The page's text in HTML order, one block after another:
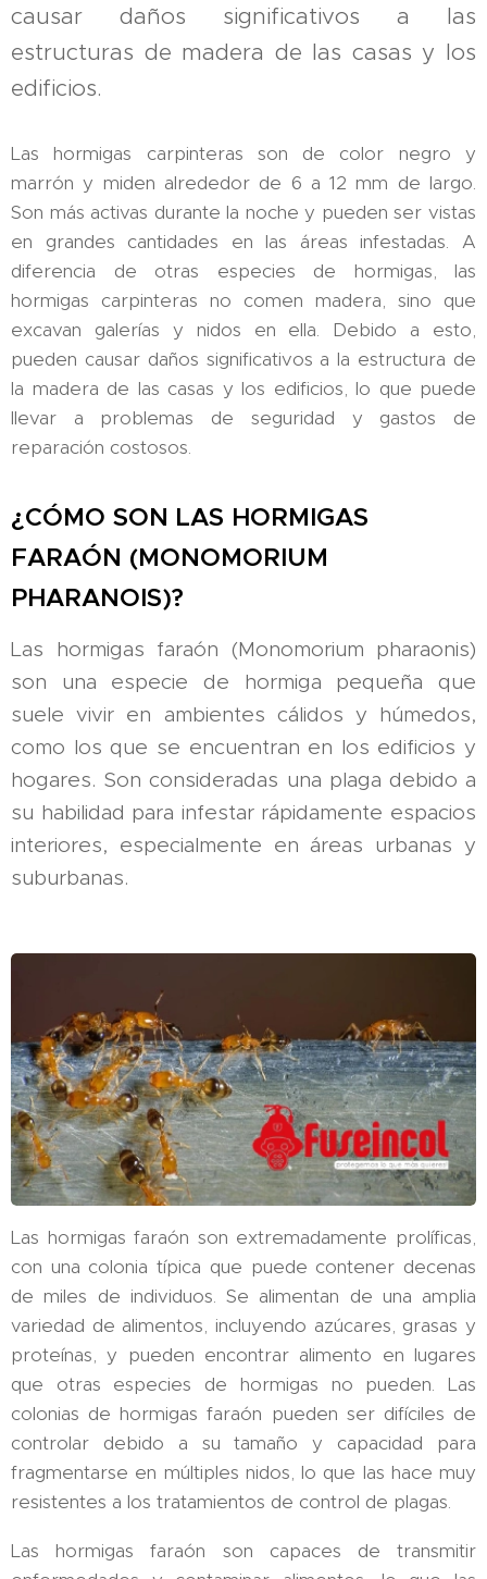
causar daños significativos a las
estructuras de madera de las casas y los
edificios.
Las hormigas carpinteras son de color negro y
marrón y miden alrededor de 6 a 12 mm de largo.
Son más activas durante la noche y pueden ser vistas
en grandes cantidades en las áreas infestadas. A
diferencia de otras especies de hormigas, las
hormigas carpinteras no comen madera, sino que
excavan galerías y nidos en ella. Debido a esto,
pueden causar daños significativos a la estructura de
la madera de las casas y los edificios, lo que puede
llevar a problemas de seguridad y gastos de
reparación costosos.
¿CÓMO SON LAS HORMIGAS
FARAÓN (MONOMORIUM
PHARANOIS)?
Las hormigas faraón (Monomorium pharaonis)
son una especie de hormiga pequeña que
suele vivir en ambientes cálidos y húmedos,
como los que se encuentran en los edificios y
hogares. Son consideradas una plaga debido a
su habilidad para infestar rápidamente espacios
interiores, especialmente en áreas urbanas y
suburbanas.
Las hormigas faraón son extremadamente prolíficas,
con una colonia típica que puede contener decenas
de miles de individuos. Se alimentan de una amplia
variedad de alimentos, incluyendo azúcares, grasas y
proteínas, y pueden encontrar alimento en lugares
que otras especies de hormigas no pueden. Las
colonias de hormigas faraón pueden ser difíciles de
controlar debido a su tamaño y capacidad para
fragmentarse en múltiples nidos, lo que las hace muy
resistentes a los tratamientos de control de plagas.
Las hormigas faraón son capaces de transmitir